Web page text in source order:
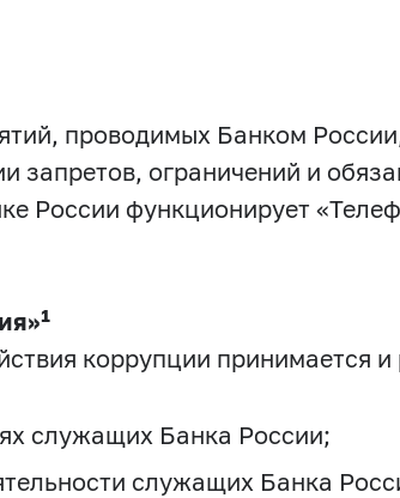
проводимых Банком
ограничений и
России функционирует
1
коррупции принимается
служащих Банка России;
служащих Банка